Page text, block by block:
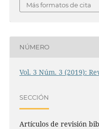
Más formatos de cita
NÚMERO
Vol. 3 Núm. 3 (2019):
SECCIÓN
Artículos de revisión